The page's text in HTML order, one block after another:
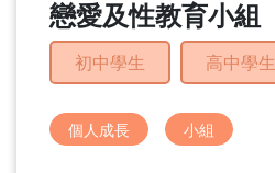
戀愛及性教育小組
初中學生 高中學生
個人成長 小組